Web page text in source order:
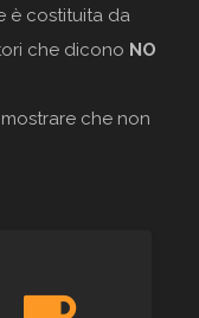
è costituita da
che dicono NO
che non